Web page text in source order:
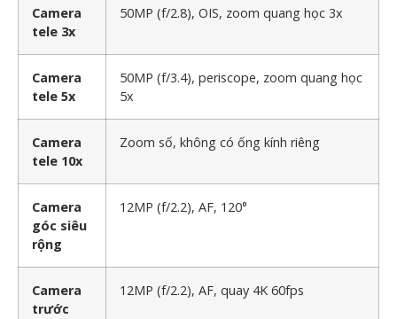
Camera
tele 3x
50MP (f/2.8), OIS, zoom quang học 3x
Camera
tele 5x
50MP (f/3.4), periscope, zoom quang học
5x
Camera
tele 10x
Zoom số, không có ống kính riêng
Camera
góc siêu
rộng
12MP (f/2.2), AF, 120°
Camera
trước
12MP (f/2.2), AF, quay 4K 60fps